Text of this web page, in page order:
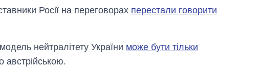
Росії на переговорах перестали говорити
нейтралітету України може бути тільки